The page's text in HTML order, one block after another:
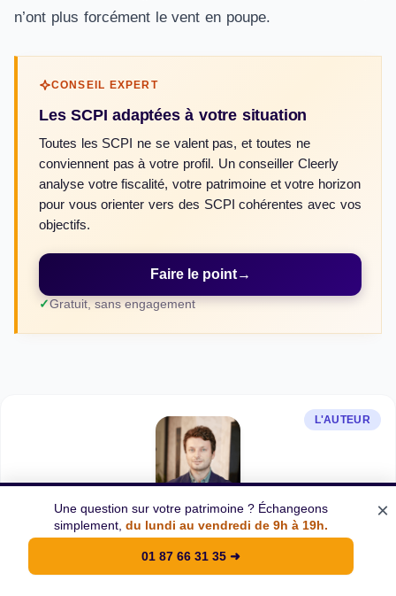
n’ont plus forcément le vent en poupe.
CONSEIL EXPERT
Les SCPI adaptées à votre situation
Toutes les SCPI ne se valent pas, et toutes ne
conviennent pas à votre profil. Un conseiller Cleerly
analyse votre fiscalité, votre patrimoine et votre horizon
pour vous orienter vers des SCPI cohérentes avec vos
objectifs.
Faire le point→
Gratuit, sans engagement
L'AUTEUR
Benoît Fruchard
Fondateur de Cleerly - Conseiller en gestion de
Une question sur votre patrimoine ? Échangeons
simplement, du lundi au vendredi de 9h à 19h.
01 87 66 31 35 ➜
×